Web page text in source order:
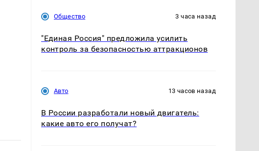
Общество 3 часа назад
"Единая Россия" предложила усилить
контроль за безопасностью аттракционов
Авто 13 часов назад
В России разработали новый двигатель:
какие авто его получат?